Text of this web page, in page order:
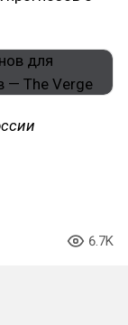
6.7K